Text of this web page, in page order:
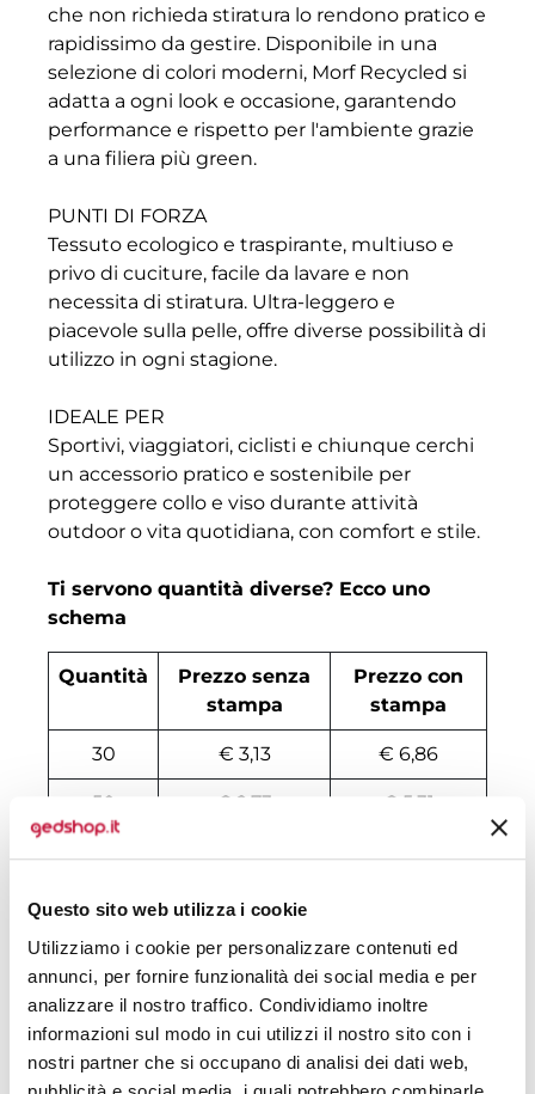
Questo sito web utilizza i cookie
Utilizziamo i cookie per personalizzare contenuti ed
annunci, per fornire funzionalità dei social media e per
analizzare il nostro traffico. Condividiamo inoltre
informazioni sul modo in cui utilizzi il nostro sito con i
nostri partner che si occupano di analisi dei dati web,
che non richieda stiratura lo rendono pratico e
rapidissimo da gestire. Disponibile in una
selezione di colori moderni, Morf Recycled si
adatta a ogni look e occasione, garantendo
performance e rispetto per l'ambiente grazie
a una filiera più green.
PUNTI DI FORZA
Tessuto ecologico e traspirante, multiuso e
privo di cuciture, facile da lavare e non
necessita di stiratura. Ultra-leggero e
piacevole sulla pelle, offre diverse possibilità di
utilizzo in ogni stagione.
IDEALE PER
Sportivi, viaggiatori, ciclisti e chiunque cerchi
un accessorio pratico e sostenibile per
proteggere collo e viso durante attività
outdoor o vita quotidiana, con comfort e stile.
Ti servono quantità diverse? Ecco uno
schema
Quantità
Prezzo senza
stampa
Prezzo con
stampa
30 € 3,13 € 6,86
50 € 2,73 € 5,31
200 € 2,42
500 € 2,38 € 3,19
1000 € 2,36 € 2,91